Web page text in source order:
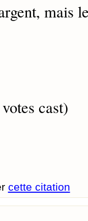
mais
cast)
cette citation